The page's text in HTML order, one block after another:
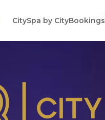
CitySpa by CityBookings